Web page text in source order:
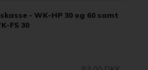
- WK-HP 30 og 60 samt
FS 30